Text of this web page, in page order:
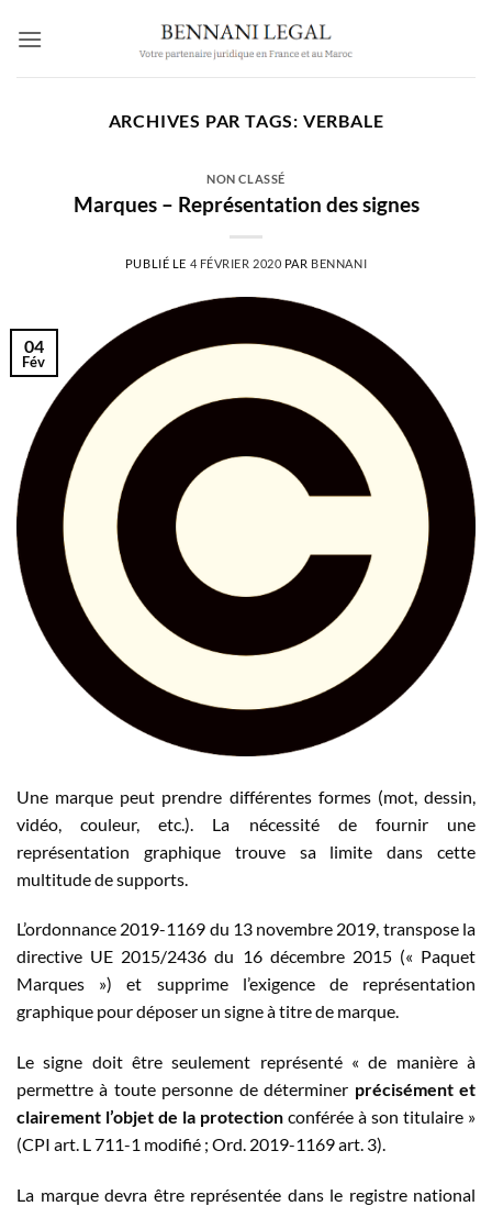
ARCHIVES PAR TAGS: VERBALE
NON CLASSÉ
Marques – Représentation des signes
PUBLIÉ LE 4 FÉVRIER 2020 PAR BENNANI
04
Fév
Une marque peut prendre différentes formes (mot, dessin,
vidéo, couleur, etc.). La nécessité de fournir une
représentation graphique trouve sa limite dans cette
multitude de supports.
L’ordonnance 2019-1169 du 13 novembre 2019, transpose la
directive UE 2015/2436 du 16 décembre 2015 (« Paquet
Marques ») et supprime l’exigence de représentation
graphique pour déposer un signe à titre de marque.
Le signe doit être seulement représenté « de manière à
permettre à toute personne de déterminer précisément et
clairement l’objet de la protection conférée à son titulaire »
(CPI art. L 711-1 modifié ; Ord. 2019-1169 art. 3).
La marque devra être représentée dans le registre national